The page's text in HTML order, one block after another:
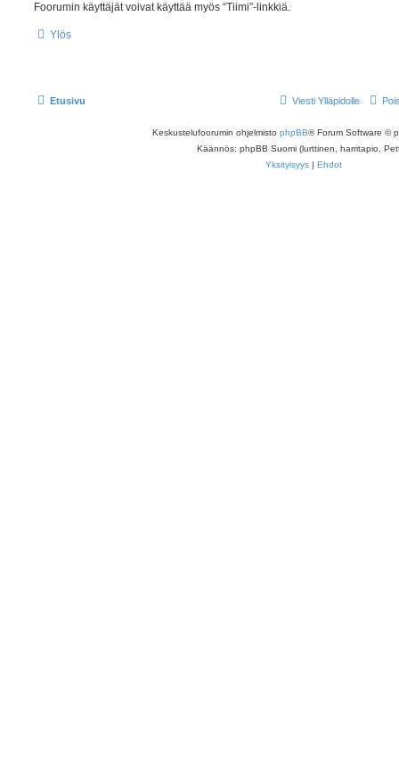
Foorumin käyttäjät voivat käyttää myös “Tiimi”-linkkiä.
Ylös
Etusivu Viesti Ylläpidolle
Keskustelufoorumin ohjelmisto phpBB® Forum Software ©
Käännös: phpBB Suomi (lurttinen, harritapio,
Yksityisyys| Ehdot